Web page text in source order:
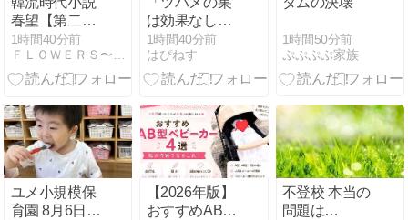
春望【第二
部】初恋～春
の夕暮れ、風
の別離ーもう
くない
1時間40分前
ＦＬＯＷＥＲＳ〜めぐみの夢恋語り〜ブログで小説やってます！
は効果なし」
って本当？実
感できない5
つの理由と後
方
1時間40分前
はぴねす
1時間50分前
ぷぷぷぷ家族
ユメ小規模保
育園 8月6日
【2026年版】
おすすめAB型
不登校 本当の
問題は…